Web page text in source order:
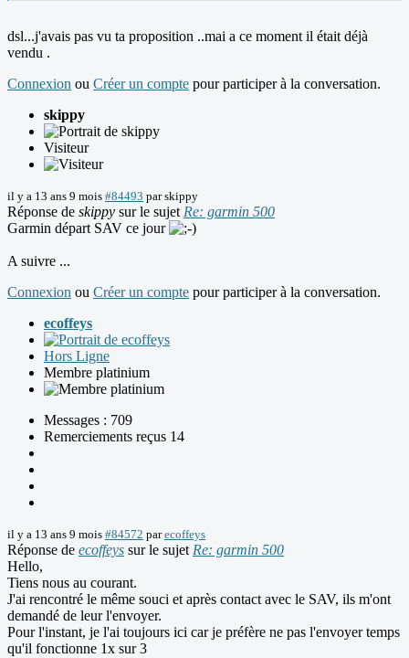
dsl...j'avais pas vu ta proposition ..mai a ce moment il était déjà
vendu .
Connexion ou Créer un compte pour participer à la conversation.
skippy
Visiteur
il y a 13 ans 9 mois #84493 parskippy
Réponse de skippy sur le sujet Re: garmin 500
Garmin départ SAV ce jour
A suivre ...
Connexion ou Créer un compte pour participer à la conversation.
ecoffeys
Hors Ligne
Membre platinium
Messages : 709
Remerciements reçus 14
il y a 13 ans 9 mois #84572 parecoffeys
Réponse de ecoffeys sur le sujet Re: garmin 500
Hello,
Tiens nous au courant.
J'ai rencontré le même souci et après contact avec le SAV, ils m'ont
demandé de leur l'envoyer.
Pour l'instant, je l'ai toujours ici car je préfère ne pas l'envoyer temps
qu'il fonctionne 1x sur 3